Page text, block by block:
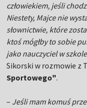
człowiekiem, jeśli
Niestety, Majce nie
słownictwie, które
ktoś mógłby to sobie
jako nauczyciel w
Sikorski w rozmowie z
Sportowego".
– Jeśli mam komuś